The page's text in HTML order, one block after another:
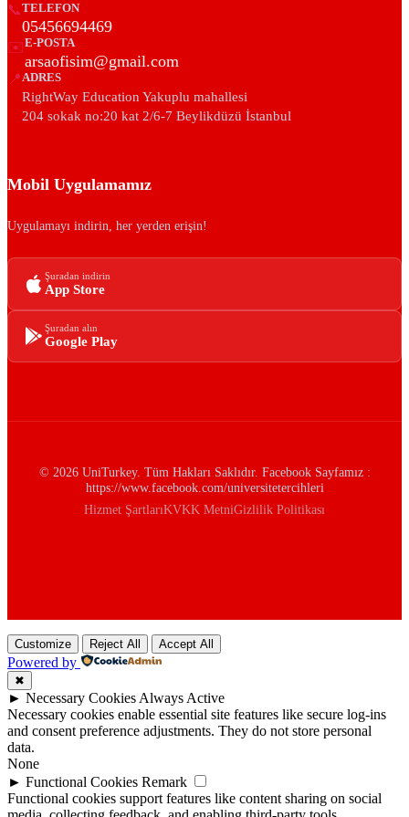
📞TELEFON
05456694469
✉️E-POSTA
arsaofisim@gmail.com
📍 ADRES
RightWay Education Yakuplu mahallesi
204 sokak no:20 kat 2/6-7 Beylikdüzü İstanbul
Mobil Uygulamamız
Uygulamayı indirin, her yerden erişin!
Şuradan indirin
App Store
Şuradan alın
Google Play
© 2026 UniTurkey. Tüm Hakları Saklıdır. Facebook Sayfamız :
https://www.facebook.com/universitetercihleri
Hizmet ŞartlarıKVKK MetniGizlilik Politikası
Customize Reject All Accept All
Powered by
✖
► Necessary Cookies Always Active
Necessary cookies enable essential site features like secure log-ins
and consent preference adjustments. They do not store personal
data.
None
► Functional Cookies Remark
Functional cookies support features like content sharing on social